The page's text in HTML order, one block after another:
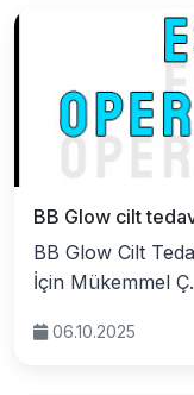
BB Glow cilt
BB Glow Cilt
İçin Mükemmel
06.10.2025